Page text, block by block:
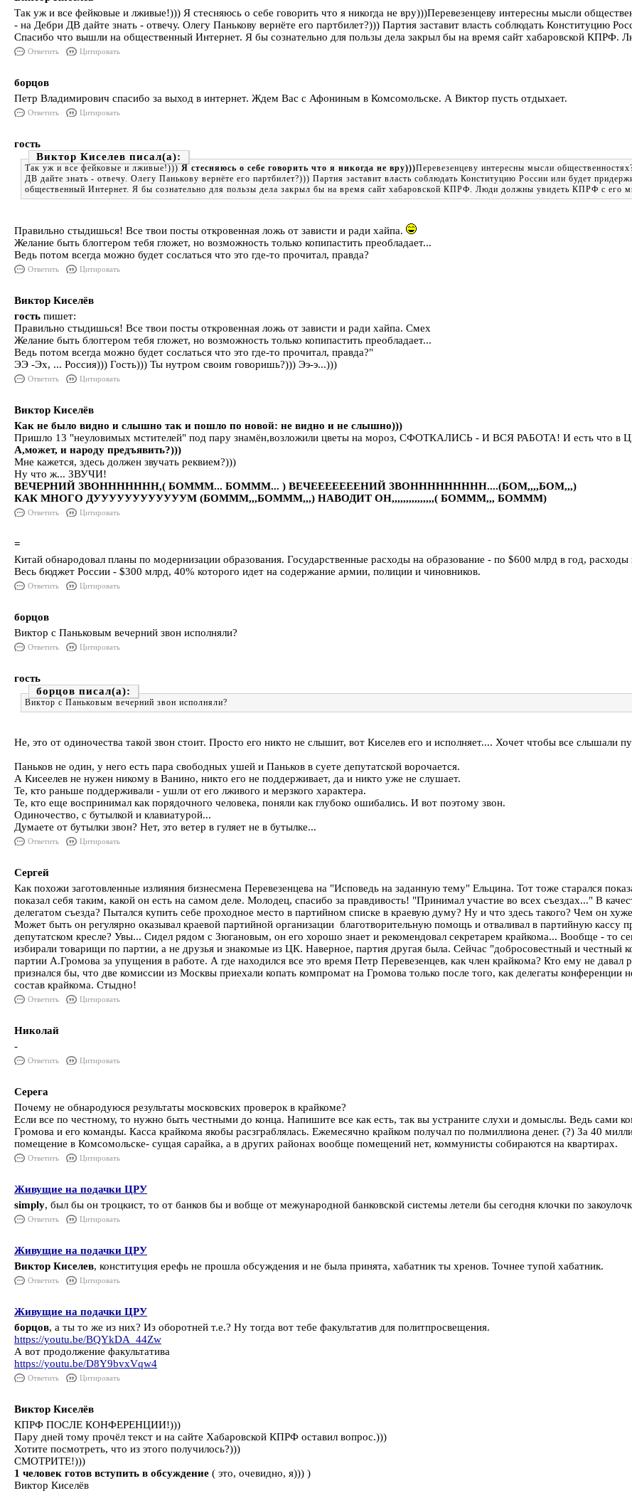
Так уж и все фейковые и лживые!))) Я стесняюсь о себе говорить что я никогда не вру)))Перевезенцеву интересны мысли
- на Дебри ДВ дайте знать - отвечу. Олегу Панькову вернёте его партбилет?))) Партия заставит власть соблюдать Конституцию
Спасибо что вышли на общественный Интернет. Я бы сознательно для пользы дела закрыл бы на время сайт хабаровской
Ответить Цитировать
борцов
Петр Владимирович спасибо за выход в интернет. Ждем Вас с Афониным в Комсомольске. А Виктор пусть отдыхает.
Ответить Цитировать
гость
Виктор Киселев
Так уж и все фейковые и лживые!))) Я стесняюсь о себе говорить что я никогда не вру)))Перевезенцеву интересны мысли
ДВ дайте знать - отвечу. Олегу Панькову вернёте его партбилет?))) Партия заставит власть соблюдать Конституцию России или будет
общественный Интернет. Я бы сознательно для пользы дела закрыл бы на время сайт хабаровской КПРФ. Люди должны увидеть КПРФ с его
Правильно стыдишься! Все твои посты откровенная ложь от зависти и ради хайпа.
Желание быть блоггером тебя гложет, но возможность только копипастить преобладает...
Ведь потом всегда можно будет сослаться что это где-то прочитал, правда?
Ответить Цитировать
Виктор Киселёв
гость пишет:
Правильно стыдишься! Все твои посты откровенная ложь от зависти и ради хайпа. Смех
Желание быть блоггером тебя гложет, но возможность только копипастить преобладает...
Ведь потом всегда можно будет сослаться что это где-то прочитал, правда?"
ЭЭ -Эх, ... Россия))) Гость))) Ты нутром своим говоришь?))) Ээ-э...)))
Ответить Цитировать
Виктор Киселёв
Как не было видно и слышно так и пошло по новой: не видно и не слышно)))
Пришло 13 "неуловимых мстителей" под пару знамён,возложили цветы на мороз, СФОТКАЛИСЬ - И ВСЯ РАБОТА! И есть что в
А,может, и народу предъявить?)))
Мне кажется, здесь должен звучать реквием?)))
Ну что ж... ЗВУЧИ!
ВЕЧЕРНИЙ ЗВОННННННН,( БОМММ... БОМММ... ) ВЕЧЕЕЕЕЕЕЕНИЙ ЗВОННННННННН....(БОМ,,,,БОМ,,,)
КАК МНОГО ДУУУУУУУУУУУУМ (БОМММ,,,БОМММ,,,) НАВОДИТ ОН,,,,,,,,,,,,,,,( БОМММ,,, БОМММ)
Ответить Цитировать
=
Китай обнародовал планы по модернизации образования. Государственные расходы на образование - по $600 млрд в год,
Весь бюджет России - $300 млрд, 40% которого идет на содержание армии, полиции и чиновников.
Ответить Цитировать
борцов
Виктор с Паньковым вечерний звон исполняли?
Ответить Цитировать
гость
борцов
Виктор с Паньковым вечерний звон исполняли?
Не, это от одиночества такой звон стоит. Просто его никто не слышит, вот Киселев его и исполняет.... Хочет чтобы все слышали
Паньков не один, у него есть пара свободных ушей и Паньков в суете депутатской ворочается.
А Кисеелев не нужен никому в Ванино, никто его не поддерживает, да и никто уже не слушает.
Те, кто раньше поддерживали - ушли от его лживого и мерзкого характера.
Те, кто еще воспринимал как порядочного человека, поняли как глубоко ошибались. И вот поэтому звон.
Одиночество, с бутылкой и клавиатурой...
Думаете от бутылки звон? Нет, это ветер в гуляет не в бутылке...
Ответить Цитировать
Сергей
Как похожи заготовленные излияния бизнесмена Перевезенцева на "Исповедь на заданную тему" Ельцина. Тот тоже старался
показал себя таким, какой он есть на самом деле. Молодец, спасибо за правдивость! "Принимал участие во всех съездах..." В
делегатом съезда? Пытался купить себе проходное место в партийном списке в краевую думу? Ну и что здесь такого? Чем он
Может быть он регулярно оказывал краевой партийной организации благотворительную помощь и отваливал в партийную кассу
депутатском кресле? Увы... Сидел рядом с Зюгановым, он его хорошо знает и рекомендовал секретарем крайкома... Вообще - то
избирали товарищи по партии, а не друзья и знакомые из ЦК. Наверное, партия другая была. Сейчас "добросовестный и честный
партии А.Громова за упущения в работе. А где находился все это время Петр Перевезенцев, как член крайкома? Кто ему не
признался бы, что две комиссии из Москвы приехали копать компромат на Громова только после того, как делегаты конференции
состав крайкома. Стыдно!
Ответить Цитировать
Николай
-
Ответить Цитировать
Серега
Почему не обнародуюся результаты московских проверок в крайкоме?
Если все по честному, то нужно быть честными до конца. Напишите все как есть, так вы устраните слухи и домыслы. Ведь сами
Громова и его команды. Касса крайкома якобы расзграблялась. Ежемесячно крайком получал по полмиллиона денег. (?) За 40
помещение в Комсомольске- сущая сарайка, а в других районах вообще помещений нет, коммунисты собираются на квартирах.
Ответить Цитировать
Живущие на подачки ЦРУ
simply, был бы он троцкист, то от банков бы и вобще от межународной банковской системы летели бы сегодня клочки по
Ответить Цитировать
Живущие на подачки ЦРУ
Виктор Киселев, конституция ерефь не прошла обсуждения и не была принята, хабатник ты хренов. Точнее тупой хабатник.
Ответить Цитировать
Живущие на подачки ЦРУ
борцов, а ты то же из них? Из оборотней т.е.? Ну тогда вот тебе факультатив для политпросвещения.
https://youtu.be/BQYkDA_44Zw
А вот продолжение факультатива
https://youtu.be/D8Y9bvxVqw4
Ответить Цитировать
Виктор Киселёв
КПРФ ПОСЛЕ КОНФЕРЕНЦИИ!)))
Пару дней тому прочёл текст и на сайте Хабаровской КПРФ оставил вопрос.)))
Хотите посмотреть, что из этого получилось?)))
СМОТРИТЕ!)))
1 человек готов вступить в обсуждение ( это, очевидно, я))) )
Виктор Киселёв